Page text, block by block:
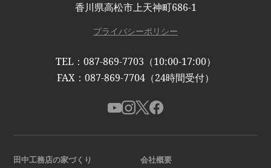
香川県高松市上天神町686-1
プライバシーポリシー
TEL：087-869-7703（10:00-17:00）
FAX：087-869-7704（24時間受付）
田中工務店の家づくり
会社概要